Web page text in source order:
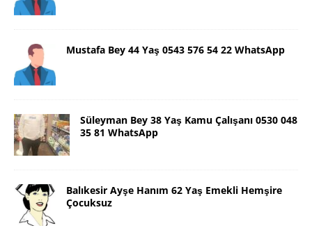
Mustafa Bey 44 Yaş 0543 576 54 22 WhatsApp
Süleyman Bey 38 Yaş Kamu Çalışanı 0530 048
35 81 WhatsApp
Balıkesir Ayşe Hanım 62 Yaş Emekli Hemşire
Çocuksuz